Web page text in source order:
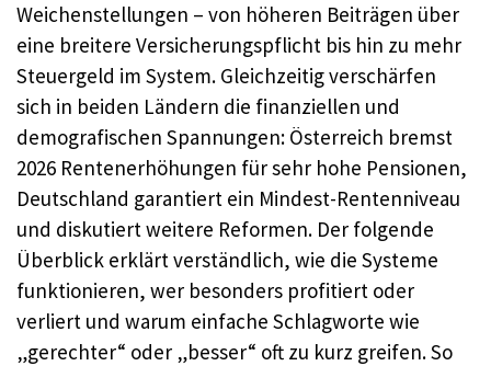
Weichenstellungen – von höheren Beiträgen über
eine breitere Versicherungspflicht bis hin zu mehr
Steuergeld im System. Gleichzeitig verschärfen
sich in beiden Ländern die finanziellen und
demografischen Spannungen: Österreich bremst
2026 Rentenerhöhungen für sehr hohe Pensionen,
Deutschland garantiert ein Mindest-Rentenniveau
und diskutiert weitere Reformen. Der folgende
Überblick erklärt verständlich, wie die Systeme
funktionieren, wer besonders profitiert oder
verliert und warum einfache Schlagworte wie
„gerechter“ oder „besser“ oft zu kurz greifen. So